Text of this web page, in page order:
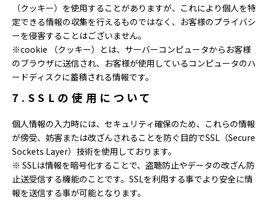
（クッキー）を使用することがありますが、これにより個人を特
定できる情報の収集を行えるものではなく、お客様のプライバシ
ーを侵害することはございません。
※cookie （クッキー）とは、サーバーコンピュータからお客様
のブラウザに送信され、お客様が使用しているコンピュータのハ
ードディスクに蓄積される情報です。
7.SSLの使用について
個人情報の入力時には、セキュリティ確保のため、これらの情報
が傍受、妨害または改ざんされることを防ぐ目的でSSL（Secure
Sockets Layer）技術を使用しております。
※ SSLは情報を暗号化することで、盗聴防止やデータの改ざん防
止送受信する機能のことです。SSLを利用する事でより安全に情
報を送信する事が可能となります。